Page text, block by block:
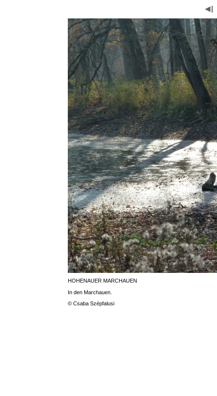
HOHENAUER MARCHAUEN
In den Marchauen.
© Csaba Szépfalusi